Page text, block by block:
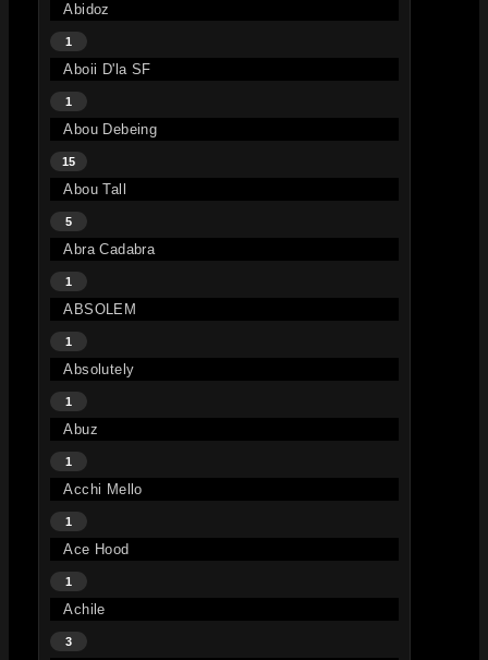
Abidoz
1
Aboii D'la SF
1
Abou Debeing
15
Abou Tall
5
Abra Cadabra
1
ABSOLEM
1
Absolutely
1
Abuz
1
Acchi Mello
1
Ace Hood
1
Achile
3